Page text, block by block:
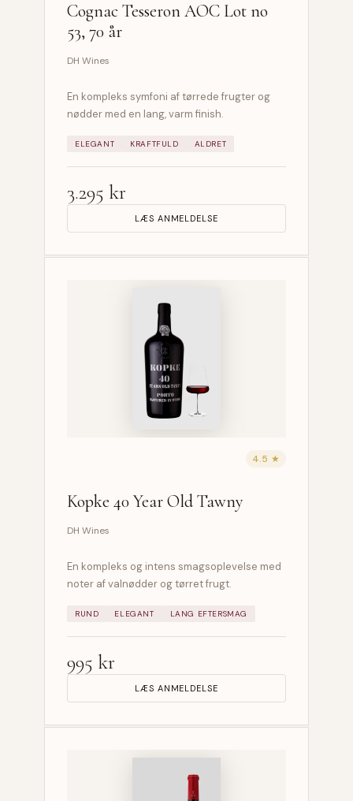
Cognac Tesseron AOC Lot no
53, 70 år
DH Wines
En kompleks symfoni af tørrede frugter og
nødder med en lang, varm finish.
ELEGANT KRAFTFULD ALDRET
3.295 kr
LÆS ANMELDELSE
4.5 ★
Kopke 40 Year Old Tawny
DH Wines
En kompleks og intens smagsoplevelse med
noter af valnødder og tørret frugt.
RUND ELEGANT LANG EFTERSMAG
995 kr
LÆS ANMELDELSE